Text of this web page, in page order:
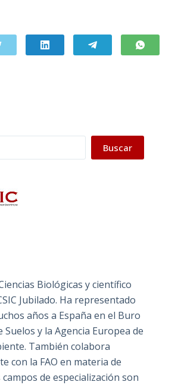
Buscar
Biológicas y científico
Jubilado. Ha representado
años a España en el Buro
Suelos y la Agencia Europea de
También colabora
con la FAO en materia de
campos de especialización son